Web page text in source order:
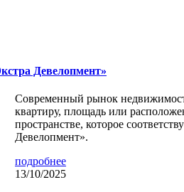
Девелопмент»
Современный рынок
квартиру, площадь или
пространстве, которое
Девелопмент».
подробнее
13/10/2025